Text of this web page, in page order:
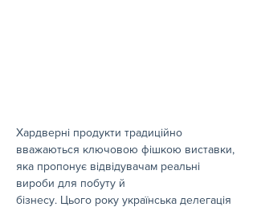
Хардверні продукти традиційно
вважаються ключовою фішкою виставки,
яка пропонує відвідувачам реальні
вироби для побуту й
бізнесу. Цього року українська делегація